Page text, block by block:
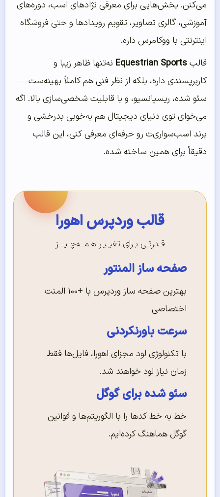
می‌کنن. بخش‌هایی برای معرفی نژادهای اسب، دوره‌های
آموزشی، گالری تصاویر، تقویم رویدادها و حتی فروشگاه
اینترنتی با ووکامرس داره.
قالبEquestrian Sports نه‌تنها ظاهر زیبا و
کاربرپسندی داره، بلکه از نظر فنی هم کاملاً بهینه‌ست—
سئو شده، ریسپانسیو، و با قابلیت شخصی‌سازی بالا. اگه
می‌خوای توی دنیای دیجیتال هم به‌خوبی بدرخشی و
برند اسب‌سواری‌ت رو حرفه‌ای معرفی کنی، این قالب
دقیقاً برای همین ساخته شده.
قالب وردپرس اهورا
قـدرتـی بـرای تغیـیـر هـمــه‌چـیـــز
صفحه ساز المنتور
بهترین صفحه ساز وردپرس با +۱۰۰ المنت
اختصاصی
سرعت باورنکردنی
با تکنولوژی لود مجزای اهورا، فایل‌ها فقط
زمان نیاز لود خواهند شد.
سئو شده برای گوگل
خط به خط کدها را با الگوریتم‌ها و قوانین
گوگل هماهنگ کرده‌ایم.